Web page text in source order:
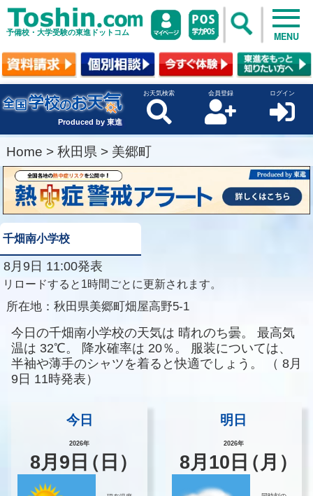
予備校・大学受験の東進ドットコム MENU
Produced by 東進
お天気検索 会員登録 ログイン
Home > 秋田県 > 美郷町
千畑南小学校
8月9日 11:00発表
リロードすると1時間ごとに更新されます。
所在地： 秋田県美郷町畑屋高野5-1
今日の千畑南小学校の天気は 晴れのち曇。
最高気
温は 32℃。 降水確率は 20％。
服装については、
半袖や薄手のシャツを着ると快適でしょう。
（ 8月
9日 11時発表）
今日
2026年
8月 9 日（日）
明日
2026年
8月 10 日（月）